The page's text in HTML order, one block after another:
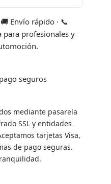
Envío rápido · 📞
para profesionales y
mediante pasarela
SSL y entidades
tarjetas Visa,
de pago seguras.